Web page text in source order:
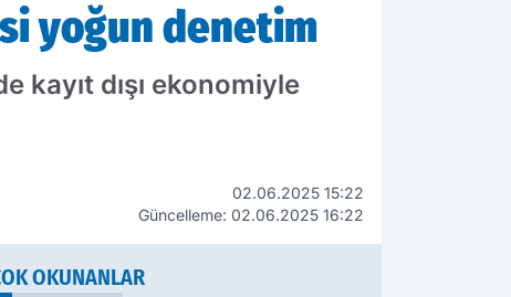
yoğun denetim
kayıt dışı ekonomiyle
02.06.2025 15:22
Güncelleme: 02.06.2025 16:22
OKUNANLAR